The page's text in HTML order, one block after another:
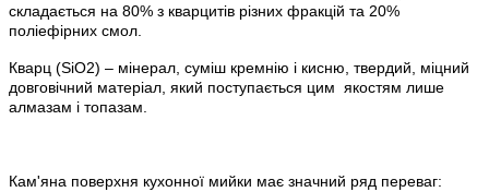
складається на 80% з кварцитів різних фракцій та 20%
поліефірних смол.
Кварц (SiO2) – мінерал, суміш кремнію і кисню, твердий, міцний
довговічний матеріал, який поступається цим якостям лише
алмазам і топазам.
Кам'яна поверхня кухонної мийки має значний ряд переваг: